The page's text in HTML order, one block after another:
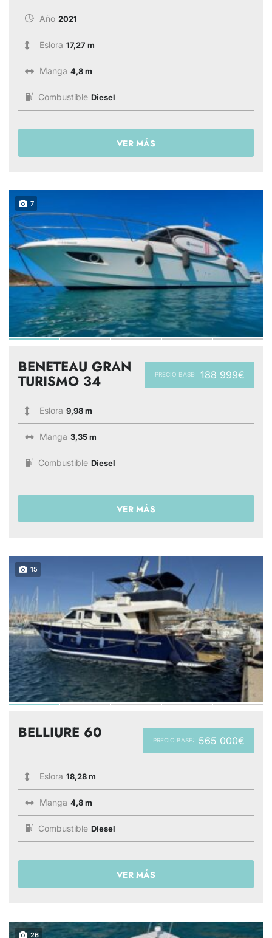
Año 2021
Eslora 17,27 m
Manga 4,8 m
Combustible Diesel
VER MÁS
7
PRECIO BASE: 188 999€
BENETEAU GRAN
TURISMO 34
Eslora 9,98 m
Manga 3,35 m
Combustible Diesel
VER MÁS
15
PRECIO BASE: 565 000€
BELLIURE 60
Eslora 18,28 m
Manga 4,8 m
Combustible Diesel
VER MÁS
26